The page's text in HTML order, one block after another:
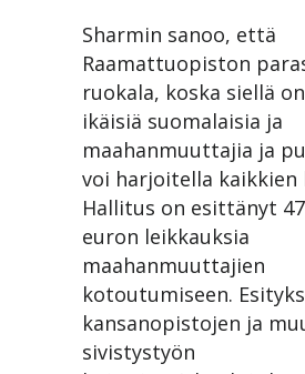
Sharmin sanoo, että
Raamattuopiston
ruokala, koska siellä
ikäisiä suomalaisia ja
maahanmuuttajia ja
voi harjoitella kaikkien
Hallitus on esittänyt
euron leikkauksia
maahanmuuttajien
kotoutumiseen.
kansanopistojen ja
sivistystyön